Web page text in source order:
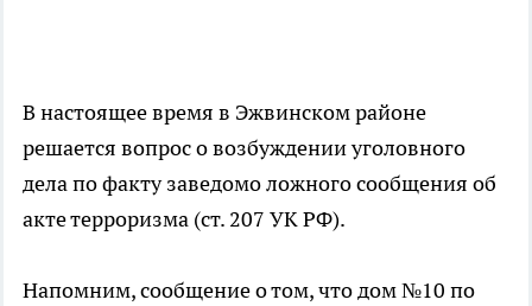
В настоящее время в Эжвинском районе
решается вопрос о возбуждении уголовного
дела по факту заведомо ложного сообщения об
акте терроризма (ст. 207 УК РФ).
Напомним, сообщение о том, что дом №10 по